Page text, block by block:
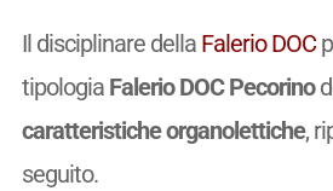
Il disciplinare della Falerio DOC
tipologia Falerio DOC Pecorino
caratteristiche organolettiche,
seguito.